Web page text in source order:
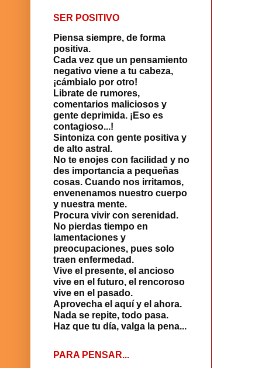
SER POSITIVO
Piensa siempre, de forma
positiva.
Cada vez que un pensamiento
negativo viene a tu cabeza,
¡cámbialo por otro!
Librate de rumores,
comentarios maliciosos y
gente deprimida. ¡Eso es
contagioso...!
Sintoniza con gente positiva y
de alto astral.
No te enojes con facilidad y no
des importancia a pequeñas
cosas. Cuando nos irritamos,
envenenamos nuestro cuerpo
y nuestra mente.
Procura vivir con serenidad.
No pierdas tiempo en
lamentaciones y
preocupaciones, pues solo
traen enfermedad.
Vive el presente, el ancioso
vive en el futuro, el rencoroso
vive en el pasado.
Aprovecha el aquí y el ahora.
Nada se repite, todo pasa.
Haz que tu día, valga la pena...
PARA PENSAR...